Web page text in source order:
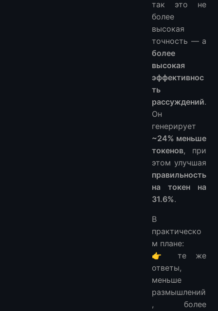
так это не
более
высокая
точность — а
более
высокая
эффективнос
ть
рассуждений.
Он
генерирует
~24% меньше
токенов, при
этом улучшая
правильность
на токен на
31.6%.
В
практическо
м плане:
👉 те же
ответы,
меньше
размышлений
, более